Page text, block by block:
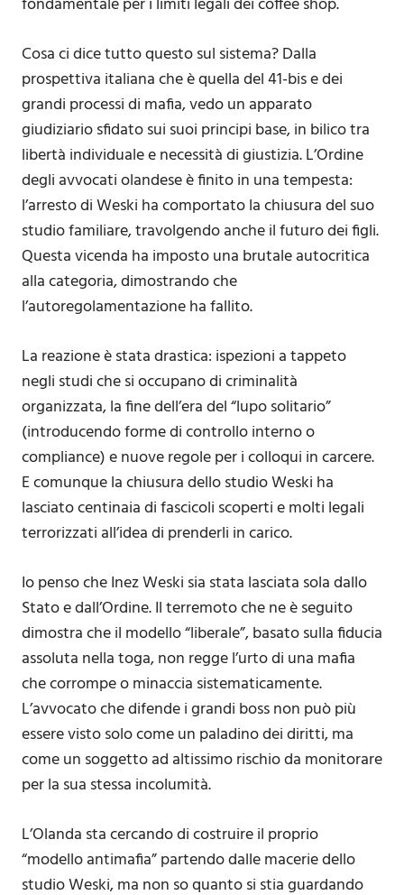
Cosa ci dice tutto questo sul sistema? Dalla
prospettiva italiana che è quella del 41-bis e dei
grandi processi di mafia, vedo un apparato
giudiziario sfidato sui suoi principi base, in bilico tra
libertà individuale e necessità di giustizia. L’Ordine
degli avvocati olandese è finito in una tempesta:
l’arresto di Weski ha comportato la chiusura del suo
studio familiare, travolgendo anche il futuro dei figli.
Questa vicenda ha imposto una brutale autocritica
alla categoria, dimostrando che
l’autoregolamentazione ha fallito.
La reazione è stata drastica: ispezioni a tappeto
negli studi che si occupano di criminalità
organizzata, la fine dell’era del “lupo solitario”
(introducendo forme di controllo interno o
compliance) e nuove regole per i colloqui in carcere.
E comunque la chiusura dello studio Weski ha
lasciato centinaia di fascicoli scoperti e molti legali
terrorizzati all’idea di prenderli in carico.
Io penso che Inez Weski sia stata lasciata sola dallo
Stato e dall’Ordine. Il terremoto che ne è seguito
dimostra che il modello “liberale”, basato sulla fiducia
assoluta nella toga, non regge l’urto di una mafia
che corrompe o minaccia sistematicamente.
L’avvocato che difende i grandi boss non può più
essere visto solo come un paladino dei diritti, ma
come un soggetto ad altissimo rischio da monitorare
per la sua stessa incolumità.
L’Olanda sta cercando di costruire il proprio
“modello antimafia” partendo dalle macerie dello
studio Weski, ma non so quanto si stia guardando